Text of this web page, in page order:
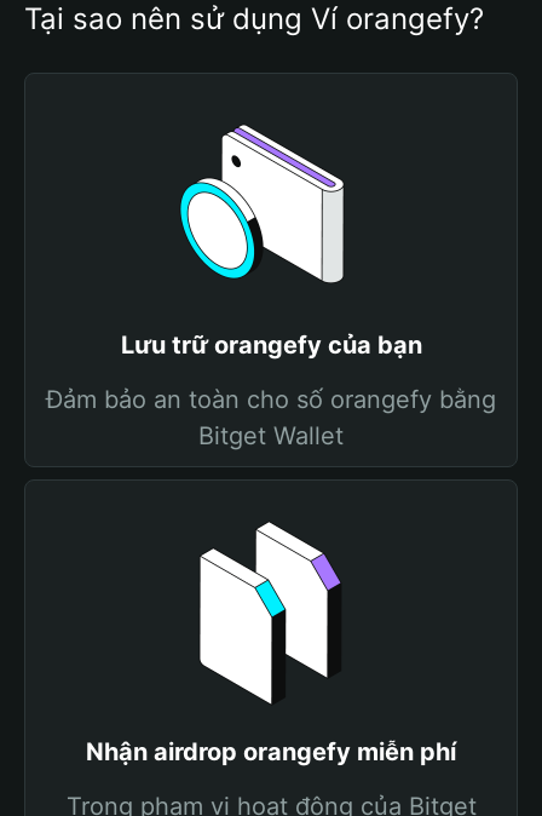
Tại sao nên sử dụng Ví orangefy?
Lưu trữ orangefy của bạn
Đảm bảo an toàn cho số orangefy bằng
Bitget Wallet
Nhận airdrop orangefy miễn phí
Trong phạm vi hoạt động của Bitget